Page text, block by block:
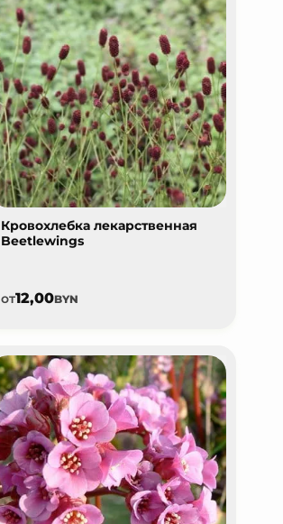
Кровохлебка лекарственная
Beetlewings
от12,00BYN